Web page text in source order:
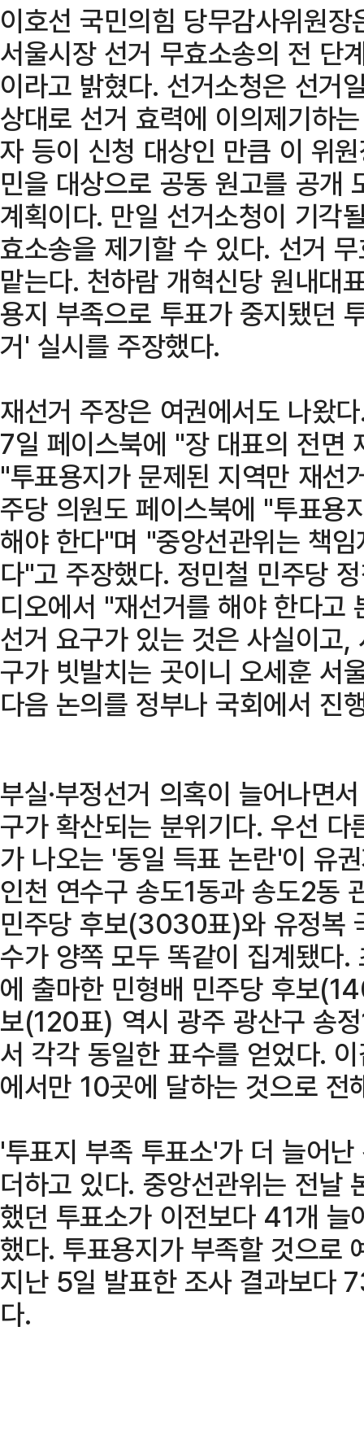
이호선 국민의힘 당무감사위원
서울시장 선거 무효소송의 전 단
이라고 밝혔다. 선거소청은 선거
상대로 선거 효력에 이의제기하
자 등이 신청 대상인 만큼 이 위
민을 대상으로 공동 원고를 공개
계획이다. 만일 선거소청이 기각
효소송을 제기할 수 있다. 선거
맡는다. 천하람 개혁신당 원내대
용지 부족으로 투표가 중지됐던
거' 실시를 주장했다.
재선거 주장은 여권에서도 나왔
7일 페이스북에 "장 대표의 전면
"투표용지가 문제된 지역만 재선
주당 의원도 페이스북에 "투표용
해야 한다"며 "중앙선관위는 책
다"고 주장했다. 정민철 민주당
디오에서 "재선거를 해야 한다고
선거 요구가 있는 것은 사실이고
구가 빗발치는 곳이니 오세훈 서
다음 논의를 정부나 국회에서 진
부실·부정선거 의혹이 늘어나면
구가 확산되는 분위기다. 우선
가 나오는 '동일 득표 논란'이 유
인천 연수구 송도1동과 송도2동
민주당 후보(3030표)와 유정복
수가 양쪽 모두 똑같이 집계됐다
에 출마한 민형배 민주당 후보
보(120표) 역시 광주 광산구 송
서 각각 동일한 표수를 얻었다.
에서만 10곳에 달하는 것으로 전
'투표지 부족 투표소'가 더 늘어
더하고 있다. 중앙선관위는 전날
했던 투표소가 이전보다 41개
했다. 투표용지가 부족할 것으로
지난 5일 발표한 조사 결과보다
다.